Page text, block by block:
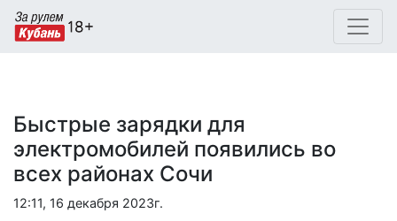
Быстрые зарядки для
электромобилей появились во
всех районах Сочи
12:11, 16 декабря 2023г.